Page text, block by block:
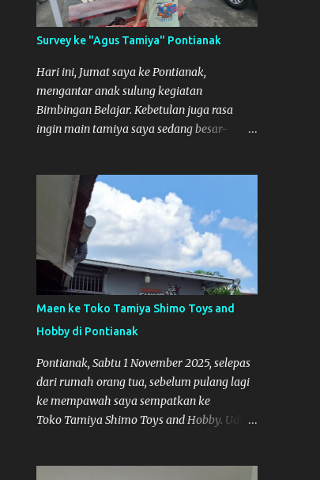
Survey ke "Agus Tamiya" Pontianak
Hari ini, Jumat saya ke Pontianak,
mengantar anak sulung kegiatan
Bimbingan Belajar. Kebetulan juga rasa
ingin main tamiya saya sedang besar-
Daripada bengong dan sambil nunggu anak
pulang, saya pikir enak kali ya main
Tamiya di Pontianak. Muzkha di Lokasi
Agus Tamiya
Maen ke Toko Tamiya Shimo Toys and
Hobby di Pontianak
Pontianak, Sabtu 1 November 2025, selepas
dari rumah orang tua, sebelum pulang lagi
ke mempawah saya sempatkan ke
Toko Tamiya Shimo Toys and Hobby. Udah